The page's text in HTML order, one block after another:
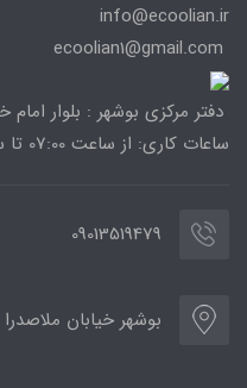
info@ecoolian.ir
دفتر مرکزی بوشهر : بلوار امام
ساعات کاری: از ساعت 07:00 تا ساعت 24:00
09013519479
بوشهر خیابان ملاصدرا